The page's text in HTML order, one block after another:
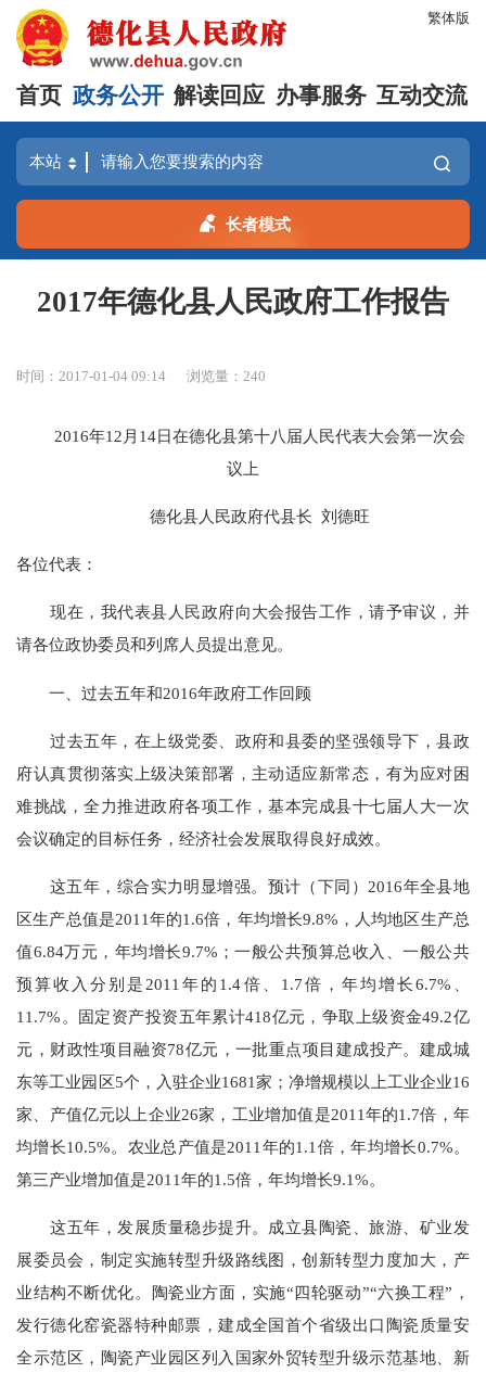
繁体版
首页 政务公开 解读回应 办事服务 互动交流
长者模式
2017年德化县人民政府工作报告
时间：2017-01-04 09:14 浏览量：240
2016年12月14日在德化县第十八届人民代表大会第一次会
议上
德化县人民政府代县长 刘德旺
各位代表：
现在，我代表县人民政府向大会报告工作，请予审议，并
请各位政协委员和列席人员提出意见。
一、过去五年和2016年政府工作回顾
过去五年，在上级党委、政府和县委的坚强领导下，县政
府认真贯彻落实上级决策部署，主动适应新常态，有为应对困
难挑战，全力推进政府各项工作，基本完成县十七届人大一次
会议确定的目标任务，经济社会发展取得良好成效。
这五年，综合实力明显增强。预计（下同）2016年全县地
区生产总值是2011年的1.6倍，年均增长9.8%，人均地区生产总
值6.84万元，年均增长9.7%；一般公共预算总收入、一般公共
预算收入分别是2011年的1.4倍、1.7倍，年均增长6.7%、
11.7%。固定资产投资五年累计418亿元，争取上级资金49.2亿
元，财政性项目融资78亿元，一批重点项目建成投产。建成城
东等工业园区5个，入驻企业1681家；净增规模以上工业企业16
家、产值亿元以上企业26家，工业增加值是2011年的1.7倍，年
均增长10.5%。农业总产值是2011年的1.1倍，年均增长0.7%。
第三产业增加值是2011年的1.5倍，年均增长9.1%。
这五年，发展质量稳步提升。成立县陶瓷、旅游、矿业发
展委员会，制定实施转型升级路线图，创新转型力度加大，产
业结构不断优化。陶瓷业方面，实施“四轮驱动”“六换工程”，
发行德化窑瓷器特种邮票，建成全国首个省级出口陶瓷质量安
全示范区，陶瓷产业园区列入国家外贸转型升级示范基地、新